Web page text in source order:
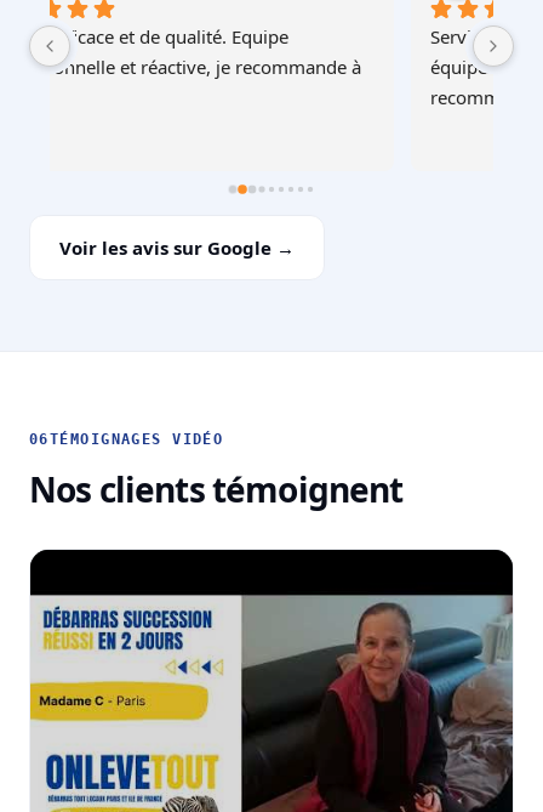
Service au top, devis ultra rapide et cohérent,
équipes professionnelles et soignéesJe
Voir les avis sur Google →
06TÉMOIGNAGES VIDÉO
Nos clients témoignent